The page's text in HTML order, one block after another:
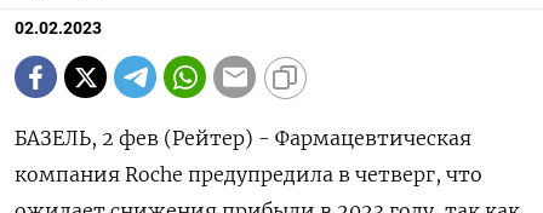
02.02.2023
БАЗЕЛЬ, 2 фев (Рейтер) - Фармацевтическая
компания Roche предупредила в четверг, что